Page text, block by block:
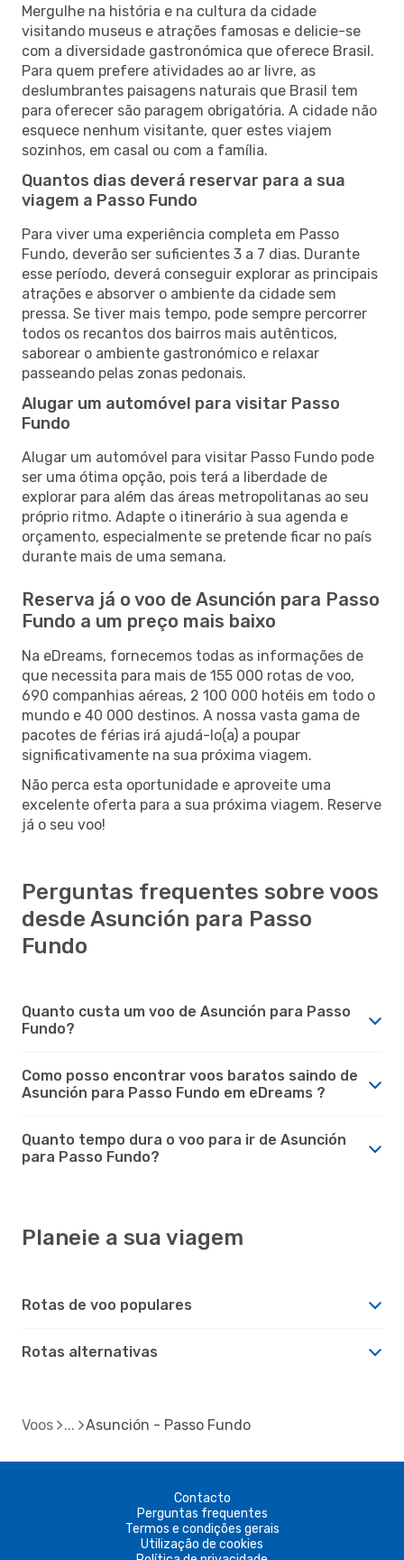
Mergulhe na história e na cultura da cidade
visitando museus e atrações famosas e delicie-se
com a diversidade gastronómica que oferece Brasil.
Para quem prefere atividades ao ar livre, as
deslumbrantes paisagens naturais que Brasil tem
para oferecer são paragem obrigatória. A cidade não
esquece nenhum visitante, quer estes viajem
sozinhos, em casal ou com a família.
Quantos dias deverá reservar para a sua
viagem a Passo Fundo
Para viver uma experiência completa em Passo
Fundo, deverão ser suficientes 3 a 7 dias. Durante
esse período, deverá conseguir explorar as principais
atrações e absorver o ambiente da cidade sem
pressa. Se tiver mais tempo, pode sempre percorrer
todos os recantos dos bairros mais autênticos,
saborear o ambiente gastronómico e relaxar
passeando pelas zonas pedonais.
Alugar um automóvel para visitar Passo
Fundo
Alugar um automóvel para visitar Passo Fundo pode
ser uma ótima opção, pois terá a liberdade de
explorar para além das áreas metropolitanas ao seu
próprio ritmo. Adapte o itinerário à sua agenda e
orçamento, especialmente se pretende ficar no país
durante mais de uma semana.
Reserva já o voo de Asunción para Passo
Fundo a um preço mais baixo
Na eDreams, fornecemos todas as informações de
que necessita para mais de 155 000 rotas de voo,
690 companhias aéreas, 2 100 000 hotéis em todo o
mundo e 40 000 destinos. A nossa vasta gama de
pacotes de férias irá ajudá-lo(a) a poupar
significativamente na sua próxima viagem.
Não perca esta oportunidade e aproveite uma
excelente oferta para a sua próxima viagem. Reserve
já o seu voo!
Perguntas frequentes sobre voos
desde Asunción para Passo
Fundo
Quanto custa um voo de Asunción para Passo
Fundo?
Como posso encontrar voos baratos saindo de
Asunción para Passo Fundo em eDreams ?
Quanto tempo dura o voo para ir de Asunción
para Passo Fundo?
Planeie a sua viagem
Rotas de voo populares
Rotas alternativas
Voos Asunción - Passo Fundo
Contacto
Perguntas frequentes
Termos e condições gerais
Utilização de cookies